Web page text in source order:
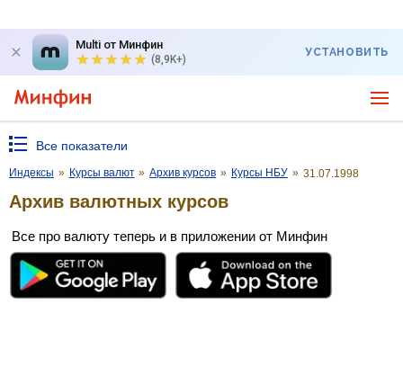
Multi от Минфин
(8,9K+)
УСТАНОВИТЬ
Все показатели
Индексы » Курсы валют » Архив курсов » Курсы НБУ » 31.07.1998
Архив валютных курсов
Все про валюту теперь и в приложении от Минфин